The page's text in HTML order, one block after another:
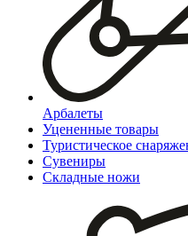
Арбалеты
Уцененные товары
Туристическое
Сувениры
Складные ножи